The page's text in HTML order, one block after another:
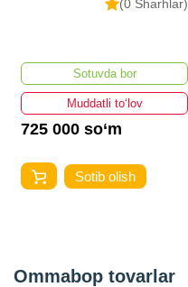
(0 Sharhlar)
Sotuvda bor
Muddatli to‘lov
725 000 so‘m
Sotib olish
Ommabop tovarlar